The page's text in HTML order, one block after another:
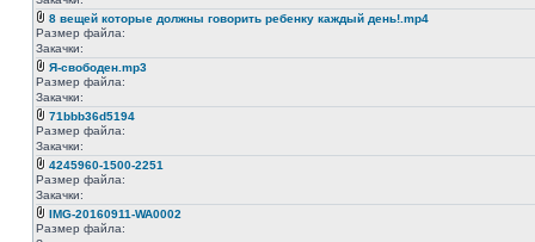
8 вещей которые должны говорить ребенку каждый день!.mp4
Размер файла:
Закачки:
Я-свободен.mp3
Размер файла:
Закачки:
71bbb36d5194
Размер файла:
Закачки:
4245960-1500-2251
Размер файла:
Закачки:
IMG-20160911-WA0002
Размер файла: